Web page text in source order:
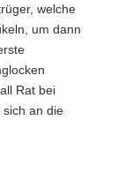
welche
um dann
Rat bei
sich an die